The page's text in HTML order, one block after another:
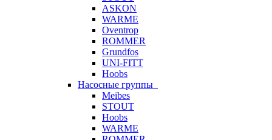
ASKON
WARME
Oventrop
ROMMER
Grundfos
UNI-FITT
Hoobs
Насосные группы
Meibes
STOUT
Hoobs
WARME